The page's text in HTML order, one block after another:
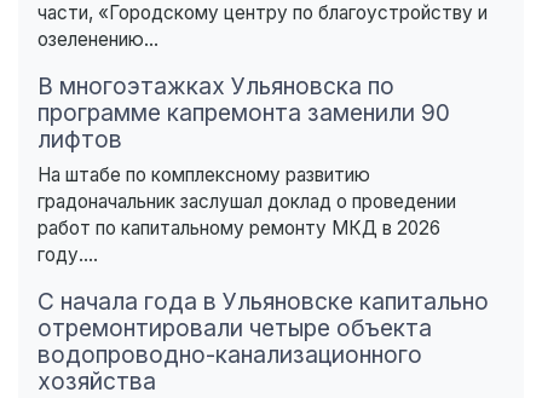
части, «Городскому центру по благоустройству и
озеленению...
В многоэтажках Ульяновска по
программе капремонта заменили 90
лифтов
На штабе по комплексному развитию
градоначальник заслушал доклад о проведении
работ по капитальному ремонту МКД в 2026
году....
С начала года в Ульяновске капитально
отремонтировали четыре объекта
водопроводно-канализационного
хозяйства